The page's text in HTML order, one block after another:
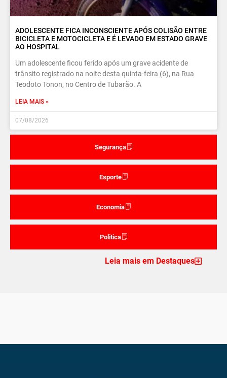
Segurança
Esporte
Economia
Politica
ADOLESCENTE FICA INCONSCIENTE APÓS COLISÃO ENTRE
BICICLETA E MOTOCICLETA E É LEVADO EM ESTADO GRAVE
AO HOSPITAL
Um adolescente ficou ferido após um grave acidente de
trânsito registrado na noite desta quinta-feira (6), na Rua
Teodoto Tonon, no Centro de Tubarão. A
LEIA MAIS »
07/08/2026
Leia mais em Destaques